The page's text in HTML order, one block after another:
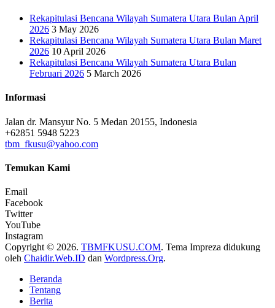
Rekapitulasi Bencana Wilayah Sumatera Utara Bulan April
2026 3 May 2026
Rekapitulasi Bencana Wilayah Sumatera Utara Bulan Maret
2026 10 April 2026
Rekapitulasi Bencana Wilayah Sumatera Utara Bulan
Februari 2026 5 March 2026
Informasi
Jalan dr. Mansyur No. 5 Medan 20155, Indonesia
+62851 5948 5223
tbm_fkusu@yahoo.com
Temukan Kami
Email
Facebook
Twitter
YouTube
Instagram
Copyright © 2026. TBMFKUSU.COM. Tema Impreza didukung
oleh Chaidir.Web.ID dan Wordpress.Org.
Beranda
Tentang
Berita